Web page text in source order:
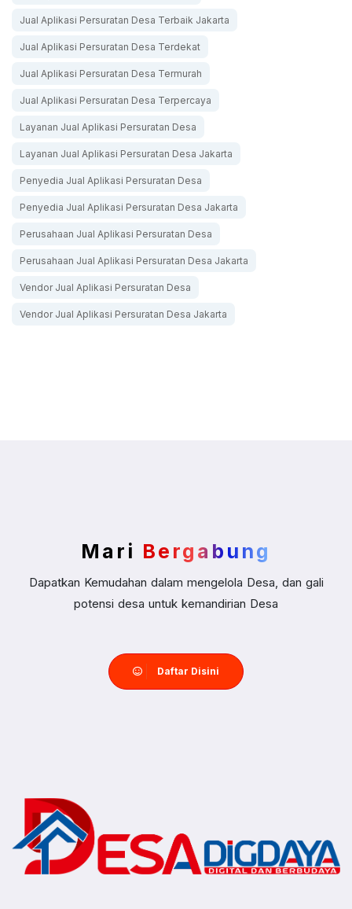
Jual Aplikasi Persuratan Desa Terbaik Jakarta
Jual Aplikasi Persuratan Desa Terdekat
Jual Aplikasi Persuratan Desa Termurah
Jual Aplikasi Persuratan Desa Terpercaya
Layanan Jual Aplikasi Persuratan Desa
Layanan Jual Aplikasi Persuratan Desa Jakarta
Penyedia Jual Aplikasi Persuratan Desa
Penyedia Jual Aplikasi Persuratan Desa Jakarta
Perusahaan Jual Aplikasi Persuratan Desa
Perusahaan Jual Aplikasi Persuratan Desa Jakarta
Vendor Jual Aplikasi Persuratan Desa
Vendor Jual Aplikasi Persuratan Desa Jakarta
Mari Bergabung
Dapatkan Kemudahan dalam mengelola Desa, dan gali
potensi desa untuk kemandirian Desa
Daftar Disini